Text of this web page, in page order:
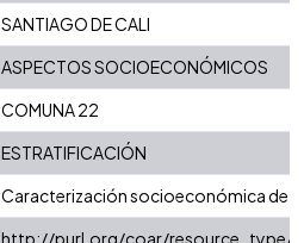
SANTIAGO DE CALI
ASPECTOS SOCIOECONÓMICOS
COMUNA 22
ESTRATIFICACIÓN
Caracterización socioeconómica de
http://purl.org/coar/resource_type/